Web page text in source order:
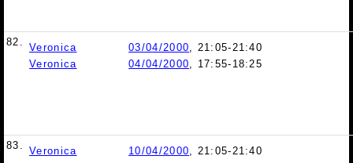
82. Veronica 03/04/2000, 21:05-21:40
Veronica
04/04/2000, 17:55-18:25
83. Veronica 10/04/2000, 21:05-21:40